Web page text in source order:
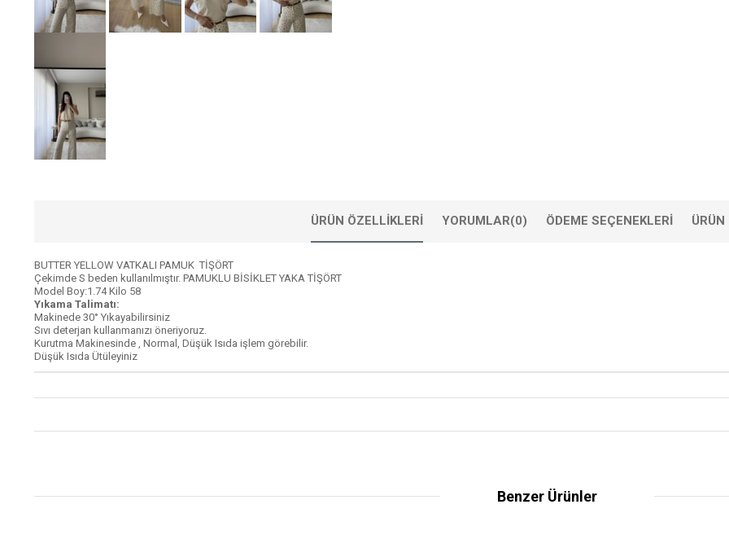
ÜRÜN ÖZELLIKLERI YORUMLAR(0) ÖDEME SEÇENEKLERI ÜRÜN
BUTTER YELLOW VATKALI PAMUK TİŞÖRT
Çekimde S beden kullanılmıştır. PAMUKLU BİSİKLET YAKA TİŞÖRT
Model Boy:1.74 Kilo 58
Yıkama Talimatı:
Makinede 30° Yıkayabilirsiniz
Sıvı deterjan kullanmanızı öneriyoruz.
Kurutma Makinesinde , Normal, Düşük Isıda işlem görebilir.
Düşük Isıda Ütüleyiniz
Benzer Ürünler